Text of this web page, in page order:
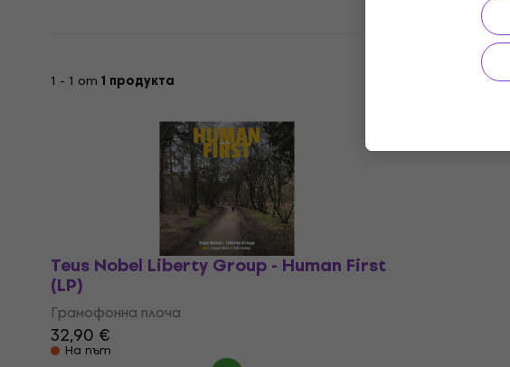
1 - 1 от 1 продукта
Teus Nobel Liberty Group - Human First
(LP)
Грамофонна плоча
32,90 €
На път